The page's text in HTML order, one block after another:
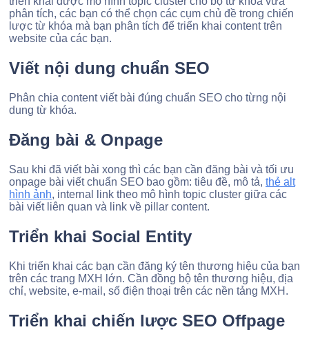
phân tích, các bạn có thể chọn các cụm chủ đề trong chiến
lược từ khóa mà bạn phân tích để triển khai content trên
website của các bạn.
Viết nội dung chuẩn SEO
Phân chia content viết bài đúng chuẩn SEO cho từng nội
dung từ khóa.
Đăng bài & Onpage
Sau khi đã viết bài xong thì các bạn cần đăng bài và tối ưu
onpage bài viết chuẩn SEO bao gồm: tiêu đề, mô tả, thẻ alt
hình ảnh, internal link theo mô hình topic cluster giữa các
bài viết liên quan và link về pillar content.
Triển khai Social Entity
Khi triển khai các bạn cần đăng ký tên thương hiệu của bạn
trên các trang MXH lớn. Cần đồng bộ tên thương hiệu, địa
chỉ, website, e-mail, số điện thoại trên các nền tảng MXH.
Triển khai chiến lược SEO Offpage